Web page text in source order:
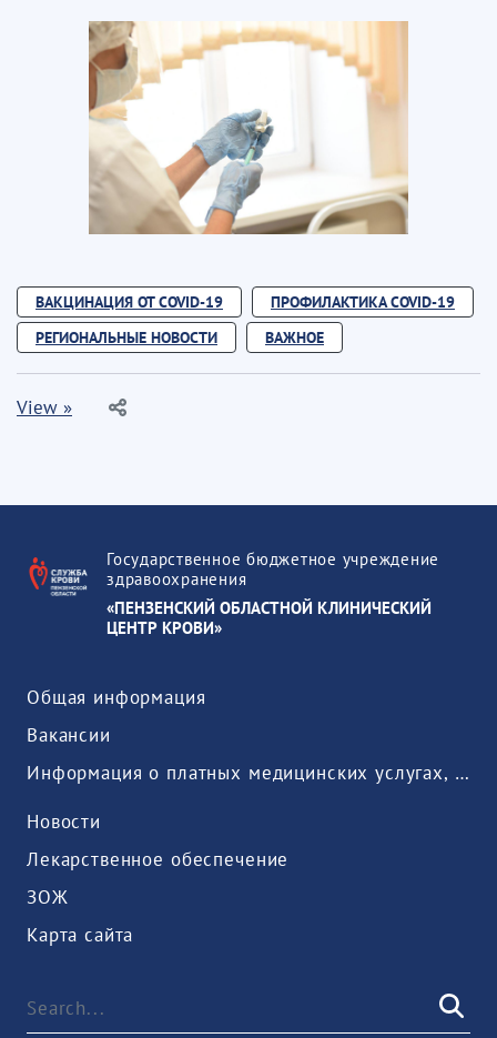
ВАКЦИНАЦИЯ ОТ COVID-19
ПРОФИЛАКТИКА COVID-19
РЕГИОНАЛЬНЫЕ НОВОСТИ
ВАЖНОЕ
View »
Государственное бюджетное учреждение
здравоохранения
«ПЕНЗЕНСКИЙ ОБЛАСТНОЙ КЛИНИЧЕСКИЙ
ЦЕНТР КРОВИ»
Общая информация
Вакансии
Информация о платных медицинских услугах, предоставляемых медицинской организацией
Новости
Лекарственное обеспечение
ЗОЖ
Карта сайта